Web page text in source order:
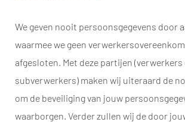
We geven nooit persoonsgegevens door
waarmee we geen
afgesloten. Met deze partijen (verwerkers
subverwerkers) maken wij uiteraard de
om de beveiliging van jouw
waarborgen. Verder zullen wij de door